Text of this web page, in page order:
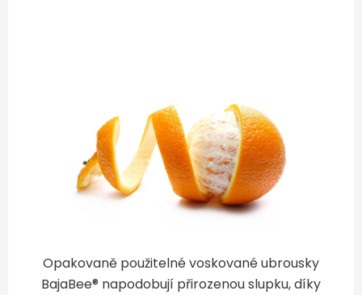
Opakovaně použitelné voskované ubrousky
BajaBee® napodobují přirozenou slupku, díky